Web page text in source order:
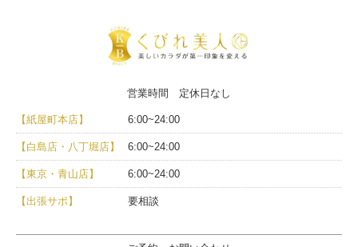
営業時間 定休日なし
【紙屋町本店】 6:00~24:00
【白島店・八丁堀店】 6:00~24:00
【東京・青山店】 6:00~24:00
【出張サポ】 要相談